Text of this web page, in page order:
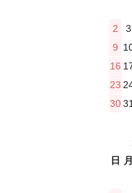
2
3
9
16
23
3031
日
月